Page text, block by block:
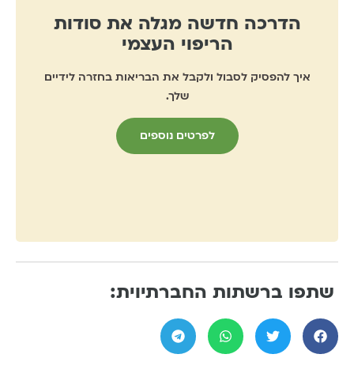
הדרכה חדשה מגלה את סודות
הריפוי העצמי
איך להפסיק לסבול ולקבל את הבריאות בחזרה לידיים
שלך.
לפרטים נוספים
שתפו ברשתות החברתיוית: